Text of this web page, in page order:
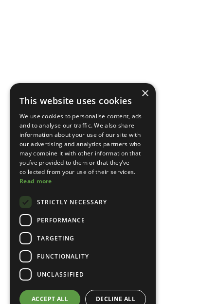
×
This website uses cookies
We use cookies to personalise content, ads
and to analyse our traffic. We also share
information about your use of our site with
our advertising and analytics partners who
may combine it with other information that
you’ve provided to them or that they’ve
collected from your use of their services.
Read more
STRICTLY NECESSARY
PERFORMANCE
TARGETING
FUNCTIONALITY
UNCLASSIFIED
ACCEPT ALL DECLINE ALL